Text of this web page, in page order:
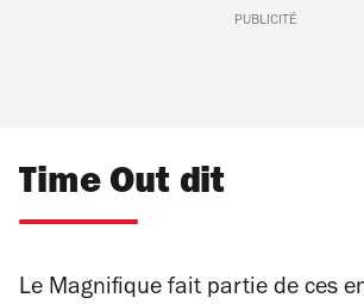
PUBLICITÉ
Time Out dit
Le Magnifique fait partie de ces